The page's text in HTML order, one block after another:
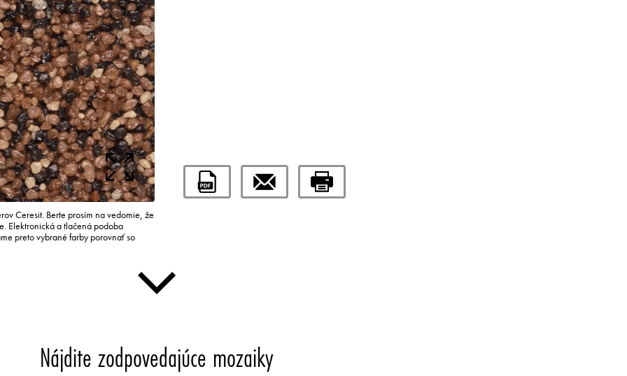
Ceresit. Berte prosím na vedomie, že
Elektronická a tlačená podoba
preto vybrané farby porovnať so
Nájdite zodpovedajúce mozaiky